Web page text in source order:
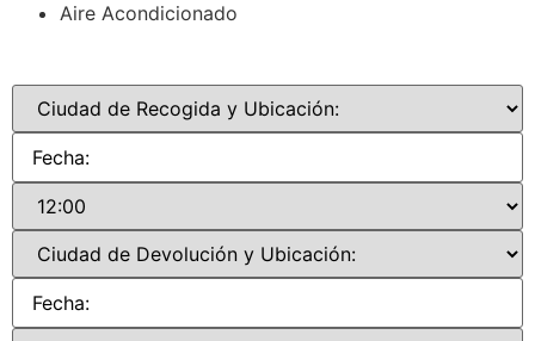
Aire Acondicionado